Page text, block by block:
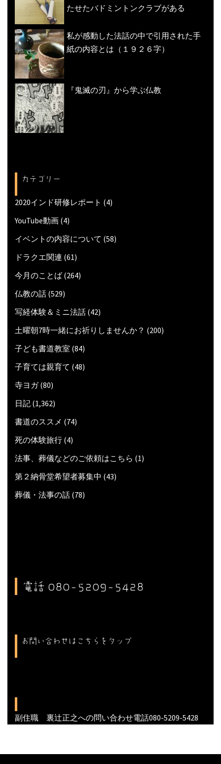
たせたバドミントンクラブがある
私が感動した法話の中で引用された手
紙の内容とは（１９２６字）
『鬼滅の刃』から学ぶ仏教
カテゴリー
2020インド研修レポート (4)
YouTube動画 (4)
イベントの内容について (58)
ドラクエ関連 (61)
今月のことば (264)
仏教の話 (529)
写経体験＆ミニ法話 (42)
土曜朝7時一緒にお祈りしませんか？ (200)
子ども書道教室 (84)
子育ては親育て (48)
寺ヨガ(80)
日記 (1,362)
書道のススメ (74)
死の体験旅行 (4)
法事、葬儀などのご依頼はこちら (1)
第２納骨堂希望者募集中 (43)
葬儀・法事の話 (78)
電話 080-5209-5428
お問い合わせはこちらをタップ
副住職 裏辻正之への問い合わせ電話080-5209-5428